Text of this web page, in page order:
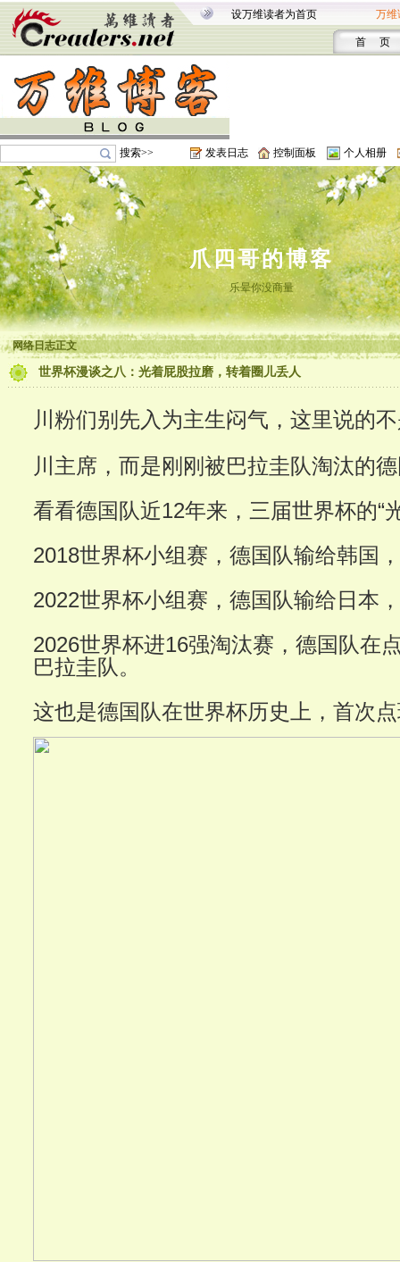
设万维读者为首页 万维
首 页
搜索>> 发表日志 控制面板 个人相册
爪四哥的博客
乐晕你没商量
网络日志正文
世界杯漫谈之八：光着屁股拉磨，转着圈儿丢人
川粉们别先入为主生闷气，这里说的
川主席，而是刚刚被巴拉圭队淘汰的
看看德国队近12年来，三届世界杯的“
2018世界杯小组赛，德国队输给韩国
2022世界杯小组赛，德国队输给日本
2026世界杯进16强淘汰赛，德国队在
巴拉圭队。
这也是德国队在世界杯历史上，首次